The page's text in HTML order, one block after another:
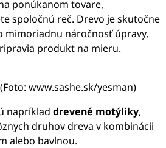
ponúkanom tovare,
spoločnú reč. Drevo je skutočne
mimoriadnu náročnosť úpravy,
produkt na mieru.
www.sashe.sk/yesman)
napríklad drevené motýliky,
druhov dreva v kombinácii
alebo bavlnou.